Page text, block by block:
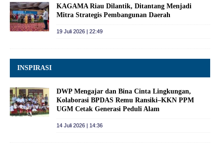
KAGAMA Riau Dilantik, Ditantang Menjadi
Mitra Strategis Pembangunan Daerah
19 Juli 2026 | 22:49
INSPIRASI
DWP Mengajar dan Bina Cinta Lingkungan,
Kolaborasi BPDAS Remu Ransiki–KKN PPM
UGM Cetak Generasi Peduli Alam
14 Juli 2026 | 14:36